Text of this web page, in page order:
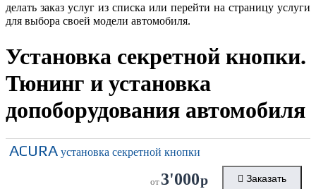
делать заказ услуг из списка или перейти на страницу услуги
для выбора своей модели автомобиля.
Установка секретной кнопки.
Тюнинг и установка
допоборудования автомобиля
ACURA установка секретной кнопки
от 3'000р Заказать